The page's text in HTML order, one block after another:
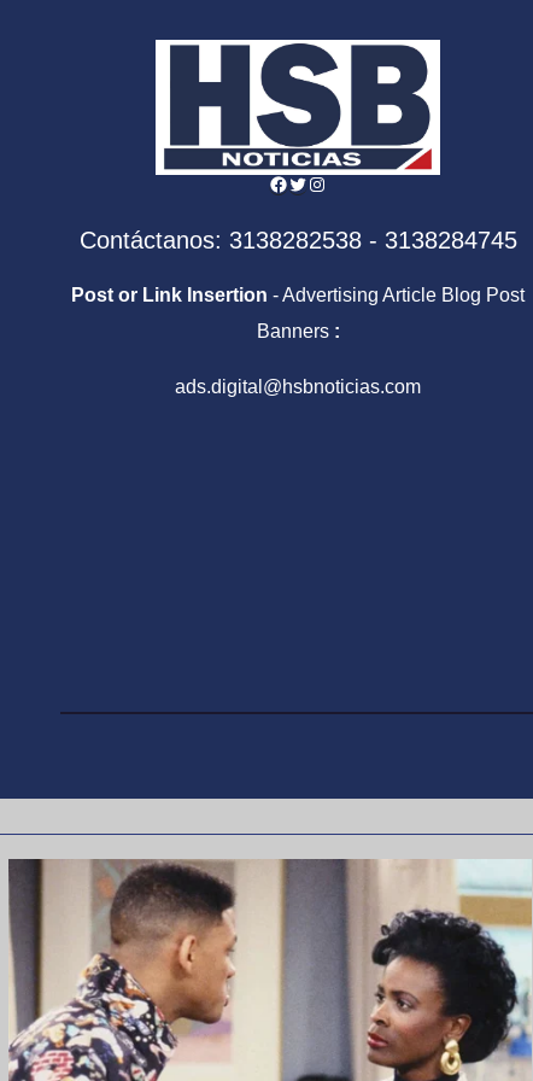
Facebook
Twitter
Instagram
Contáctanos: 3138282538 - 3138284745
Post or Link Insertion - Advertising Article Blog Post
Banners :
ads.digital@hsbnoticias.com